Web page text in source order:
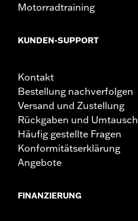
Motorradtraining
KUNDEN-SUPPORT
Kontakt
Bestellung nachverfolgen
Versand und Zustellung
Rückgaben und Umtausch
Häufig gestellte Fragen
Konformitätserklärung
Angebote
FINANZIERUNG